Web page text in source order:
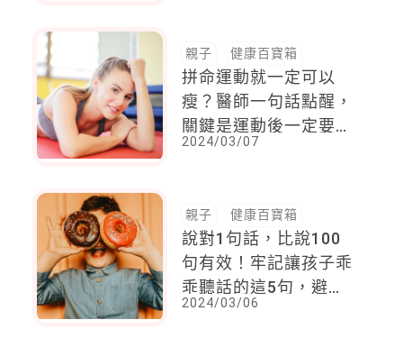
親子 健康百寶箱
拼命運動就一定可以
瘦？醫師一句話點醒，
關鍵是運動後一定要
「這麼吃」 才行
2024/03/07
親子 健康百寶箱
說對1句話，比說100
句有效！牢記讓孩子乖
乖聽話的這5句，避免
說太多，否則孩子只會
2024/03/06